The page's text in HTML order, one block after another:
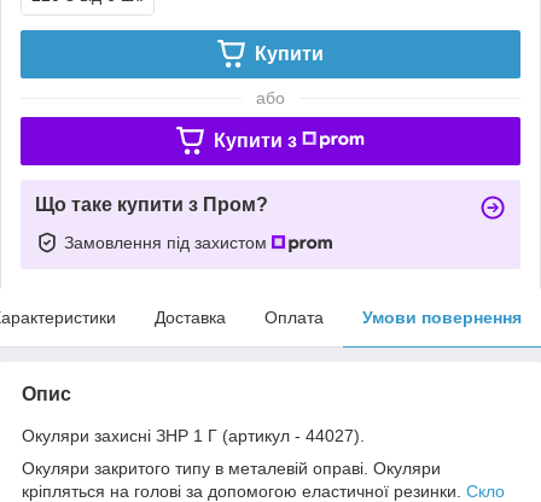
Купити
або
Купити з
Що таке купити з Пром?
Замовлення під захистом
Доставка Оплата Умови повернення
Опис
Окуляри захисні ЗНР 1 Г (артикул - 44027).
Окуляри закритого типу в металевій оправі. Окуляри
кріпляться на голові за допомогою еластичної резинки. Скло